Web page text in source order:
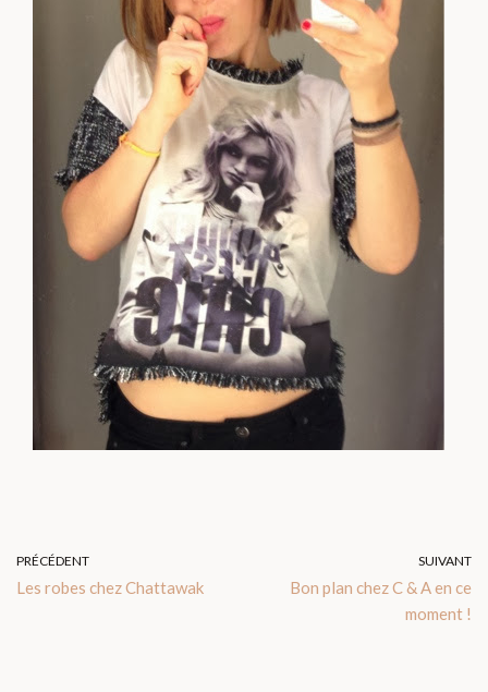
PRÉCÉDENT
Les robes chez Chattawak
SUIVANT
Bon plan chez C & A en ce
moment !